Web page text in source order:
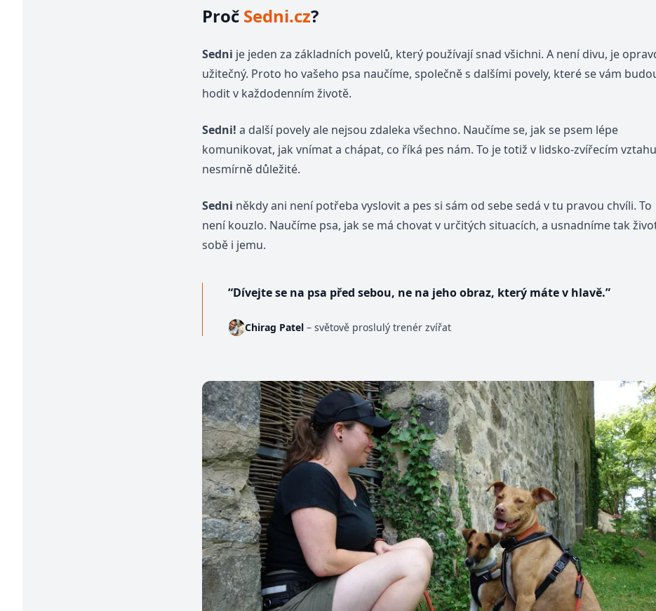
Proč Sedni.cz?
Sedni je jeden za základních povelů, který používají snad všichni. A není divu, je
užitečný. Proto ho vašeho psa naučíme, společně s dalšími povely, které se vám
hodit v každodenním životě.
Sedni! a další povely ale nejsou zdaleka všechno. Naučíme se, jak se psem lépe
komunikovat, jak vnímat a chápat, co říká pes nám. To je totiž v lidsko-zvířecím vztahu
nesmírně důležité.
Sedni někdy ani není potřeba vyslovit a pes si sám od sebe sedá v tu pravou chvíli. To
není kouzlo. Naučíme psa, jak se má chovat v určitých situacích, a usnadníme tak
sobě i jemu.
“Dívejte se na psa před sebou, ne na jeho obraz, který máte v hlavě.”
Chirag Patel – světově proslulý trenér zvířat